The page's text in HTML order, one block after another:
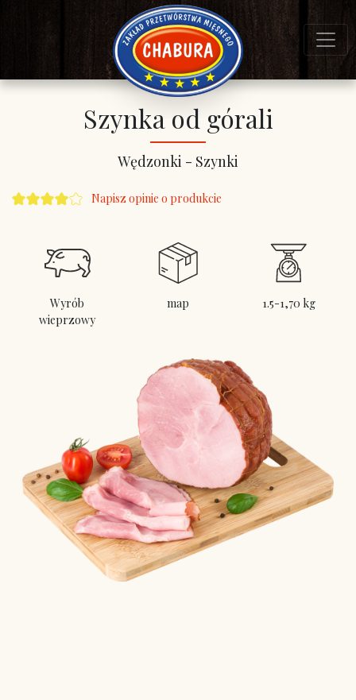
Szynka od górali
Wędzonki - Szynki
Napisz opinie o produkcie
Wyrób
wieprzowy
map 1.5-1,70 kg